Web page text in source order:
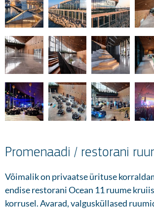
Promenaadi / restorani
Võimalik on privaatse ürituse
endise restorani Ocean 11 ruume
korrusel. Avarad, valgusküllased